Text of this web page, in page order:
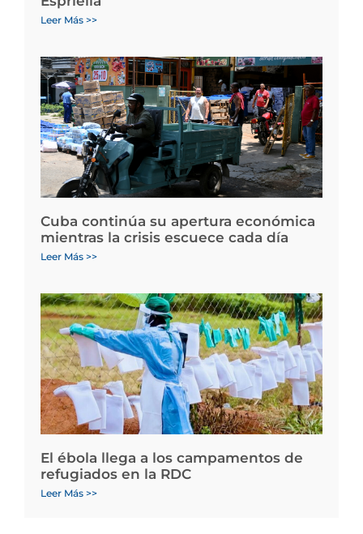
Leer Más >>
Cuba continúa su apertura económica
mientras la crisis escuece cada día
Leer Más >>
El ébola llega a los campamentos de
refugiados en la RDC
Leer Más >>